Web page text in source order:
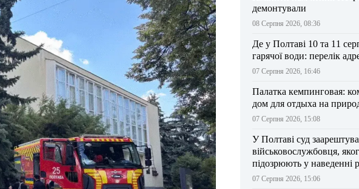
демонтували
08 Серпня 2026, 08:36
Де у Полтаві 10 та 11
гарячої води: перелік
07 Серпня 2026, 16:46
Палатка кемпинговая:
дом для отдыха на
07 Серпня 2026, 15:08
У Полтаві суд
військовослужбовця,
підозрюють у наведенні
БпЛА на власний
07 Серпня 2026, 15:06